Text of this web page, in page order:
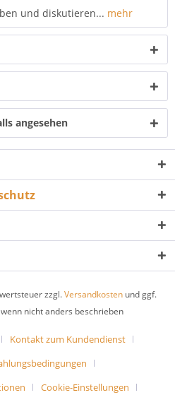
und diskutieren... mehr
angesehen
zzgl.Versandkosten und ggf.
nicht anders beschrieben
Kontakt zum Kundendienst
Cookie-Einstellungen